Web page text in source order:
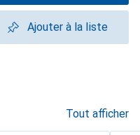
Ajouter à la liste
Tout afficher